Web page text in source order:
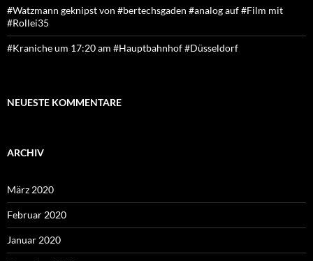
#Watzmann geknipst von #bertechsgaden #analog auf #Film mit
#Rollei35
#Kraniche um 17:20 am #Hauptbahnhof #Düsseldorf
NEUESTE KOMMENTARE
ARCHIV
März 2020
Februar 2020
Januar 2020